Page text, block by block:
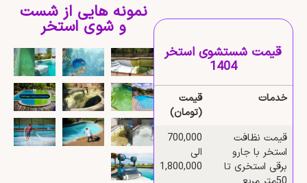
قیمت شستشوی استخر
1404
خدمات
قیمت
(تومان)
قیمت نظافت
استخر با جارو
برقی استخری تا
700,000
الی
1,800,000
نمونه هایی از شست
و شوی استخر